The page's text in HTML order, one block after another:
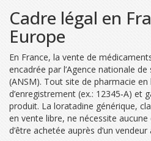
Cadre légal en
Europe
En France, la vente de
encadrée par l’Agence nationale
(ANSM). Tout site de pharmacie en
d’enregistrement (ex.: 12345‑A) et
produit. La loratadine générique,
en vente libre, ne nécessite
d’être achetée auprès d’un